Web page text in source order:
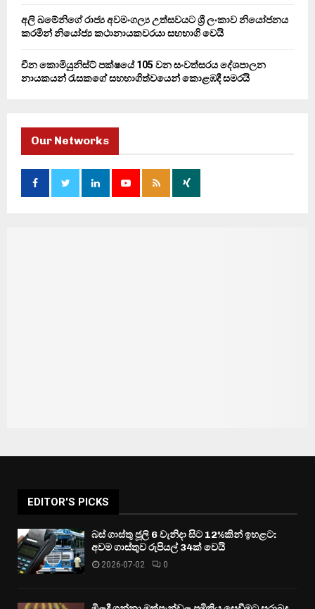
අලි ඛමේනිගේ රාජ්‍ය අවමංගල්‍ය උත්සවයට ශ්‍රී ලංකාව නියෝජනය
කරමින් නියෝජ්‍ය කථානායකවරයා සහභාගි වෙයි
චීන කොමියුනිස්ට් පක්ෂයේ 105 වන සංවත්සරය දේශපාලන
නායකයන් රැසකගේ සහභාගිත්වයෙන් කොළඹදී සමරයි
Our Networks
EDITOR'S PICKS
බස් ගාස්තු ජූලි 6 වැනිදා සිට 12%කින් ඉහළට:
අවම ගාස්තුව රුපියල් 34ක් වෙයි
2026-07-02 0